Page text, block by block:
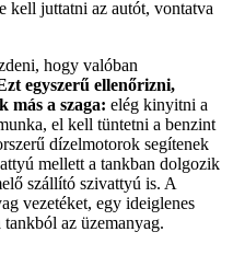
kell juttatni az autót, vontatva
hogy valóban
egyszerű ellenőrizni,
más a szaga: elég kinyitni a
el kell tüntetni a benzint
dízelmotorok segítenek
mellett a tankban dolgozik
szállító szivattyú is. A
vezetéket, egy ideiglenes
az üzemanyag.